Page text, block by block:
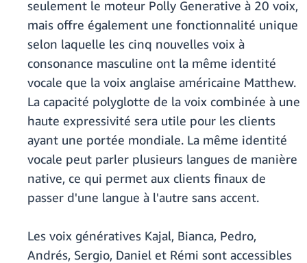
seulement le moteur Polly Generative à 20 voix,
mais offre également une fonctionnalité unique
selon laquelle les cinq nouvelles voix à
consonance masculine ont la même identité
vocale que la voix anglaise américaine Matthew.
La capacité polyglotte de la voix combinée à une
haute expressivité sera utile pour les clients
ayant une portée mondiale. La même identité
vocale peut parler plusieurs langues de manière
native, ce qui permet aux clients finaux de
passer d'une langue à l'autre sans accent.
Les voix génératives Kajal, Bianca, Pedro,
Andrés, Sergio, Daniel et Rémi sont accessibles